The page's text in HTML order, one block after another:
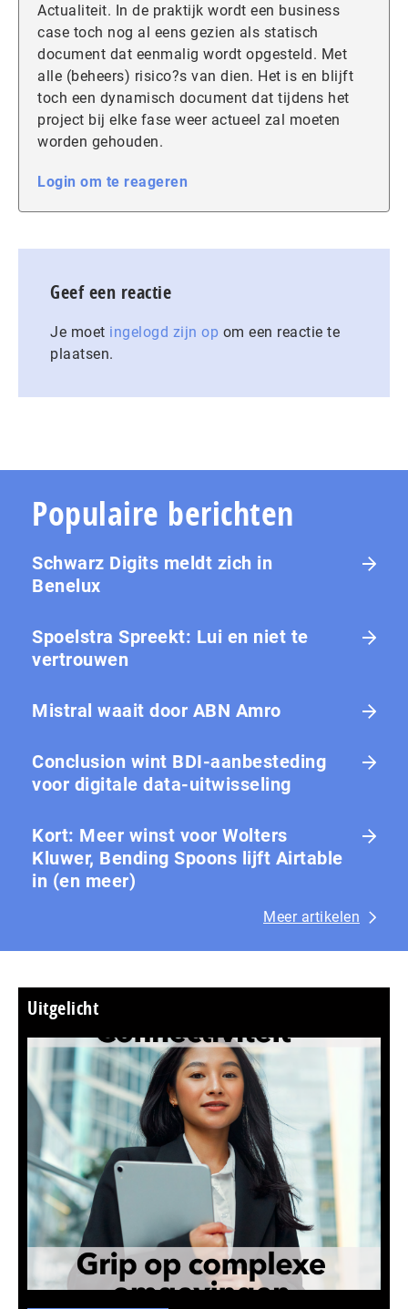
Actualiteit. In de praktijk wordt een business
case toch nog al eens gezien als statisch
document dat eenmalig wordt opgesteld. Met
alle (beheers) risico?s van dien. Het is en blijft
toch een dynamisch document dat tijdens het
project bij elke fase weer actueel zal moeten
worden gehouden.
Login om te reageren
Geef een reactie
Je moet ingelogd zijn op om een reactie te
plaatsen.
Populaire berichten
Schwarz Digits meldt zich in
Benelux
Spoelstra Spreekt: Lui en niet te
vertrouwen
Mistral waait door ABN Amro
Conclusion wint BDI-aanbesteding
voor digitale data-uitwisseling
Kort: Meer winst voor Wolters
Kluwer, Bending Spoons lijft Airtable
in (en meer)
Meer artikelen
Uitgelicht